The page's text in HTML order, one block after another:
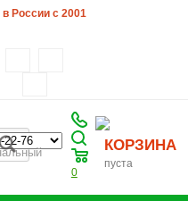
в России с 2001
0
КОРЗИНА
пуста